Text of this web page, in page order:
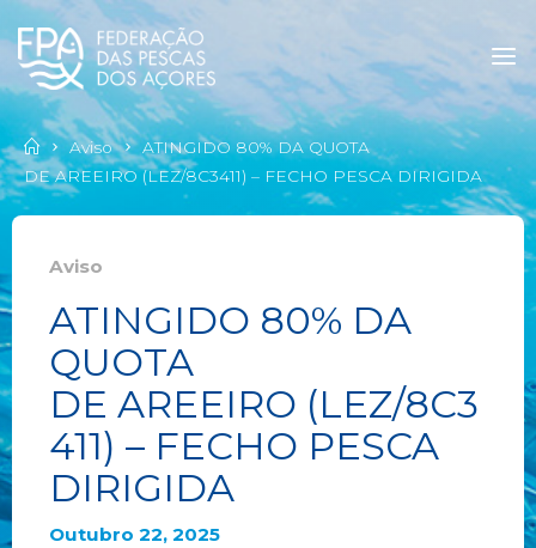
Aviso
ATINGIDO 80% DA QUOTA
DE AREEIRO (LEZ/8C3411) – FECHO PESCA DIRIGIDA
Aviso
ATINGIDO 80% DA
QUOTA
DE AREEIRO (LEZ/8C3
411) – FECHO PESCA
DIRIGIDA
Outubro 22, 2025